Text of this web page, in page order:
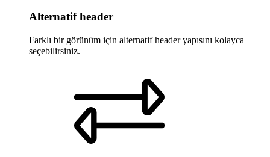
Alternatif header
Farklı bir görünüm için alternatif header yapısını kolayca
seçebilirsiniz.